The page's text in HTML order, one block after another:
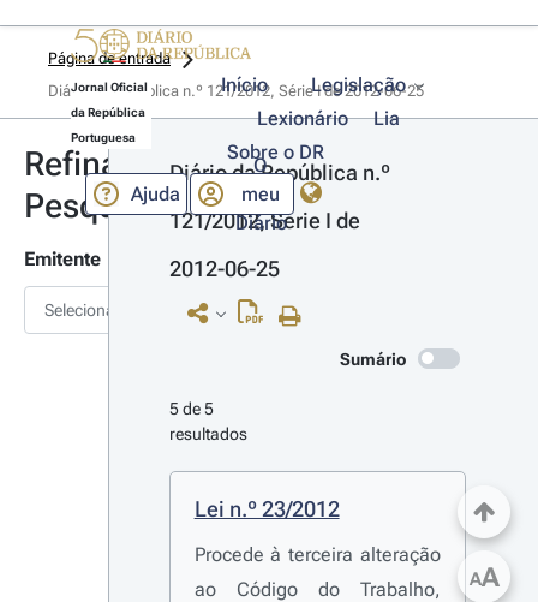
Jornal Oficial
da República
Portuguesa
Início
Legislação
Lexionário
Lia
Sobre o DR
Ajuda
O
meu
Diário
Página de entrada
Diário da República n.º 121/2012, Série I de 2012-06-25
Refinar
Pesquisa
Emitente
Selecionar
Diário da República n.º
121/2012, Série I de
2012-06-25
Sumário
5 de 5
resultados
Lei n.º 23/2012
Procede à terceira alteração
ao Código do Trabalho,
AA